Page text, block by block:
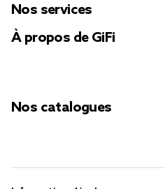
Nos services
À propos de GiFi
Nos catalogues